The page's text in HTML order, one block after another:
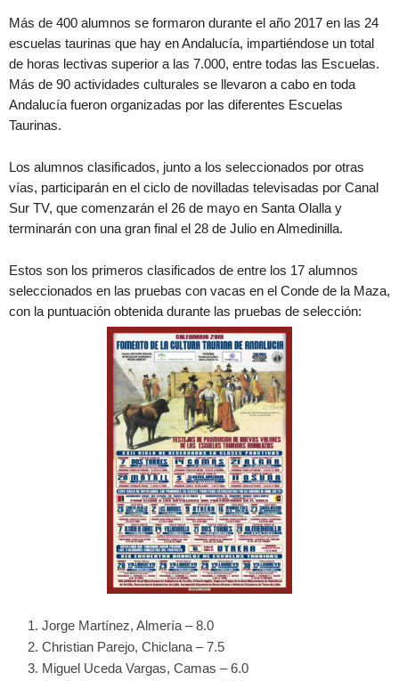
Más de 400 alumnos se formaron durante el año 2017 en las 24
escuelas taurinas que hay en Andalucía, impartiéndose un total
de horas lectivas superior a las 7.000, entre todas las Escuelas.
Más de 90 actividades culturales se llevaron a cabo en toda
Andalucía fueron organizadas por las diferentes Escuelas
Taurinas.
Los alumnos clasificados, junto a los seleccionados por otras
vías, participarán en el ciclo de novilladas televisadas por Canal
Sur TV, que comenzarán el 26 de mayo en Santa Olalla y
terminarán con una gran final el 28 de Julio en Almedinilla.
Estos son los primeros clasificados de entre los 17 alumnos
seleccionados en las pruebas con vacas en el Conde de la Maza,
con la puntuación obtenida durante las pruebas de selección:
Jorge Martínez, Almería – 8.0
Christian Parejo, Chiclana – 7.5
Miguel Uceda Vargas, Camas – 6.0